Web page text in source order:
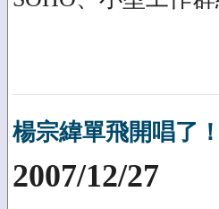
楊宗緯單飛開唱了
2007/12/27